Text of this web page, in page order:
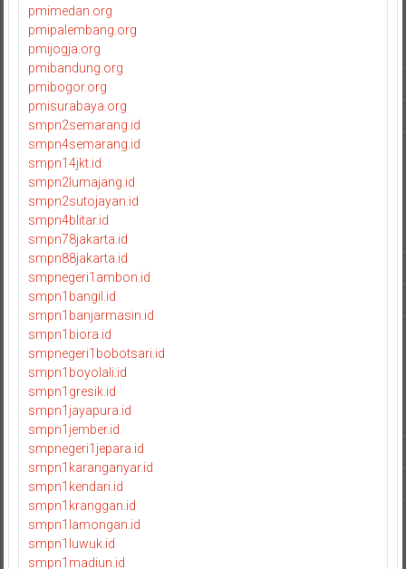
pmimedan.org
pmipalembang.org
pmijogja.org
pmibandung.org
pmibogor.org
pmisurabaya.org
smpn2semarang.id
smpn4semarang.id
smpn14jkt.id
smpn2lumajang.id
smpn2sutojayan.id
smpn4blitar.id
smpn78jakarta.id
smpn88jakarta.id
smpnegeri1ambon.id
smpn1bangil.id
smpn1banjarmasin.id
smpn1biora.id
smpnegeri1bobotsari.id
smpn1boyolali.id
smpn1gresik.id
smpn1jayapura.id
smpn1jember.id
smpnegeri1jepara.id
smpn1karanganyar.id
smpn1kendari.id
smpn1kranggan.id
smpn1lamongan.id
smpn1luwuk.id
smpn1madiun.id